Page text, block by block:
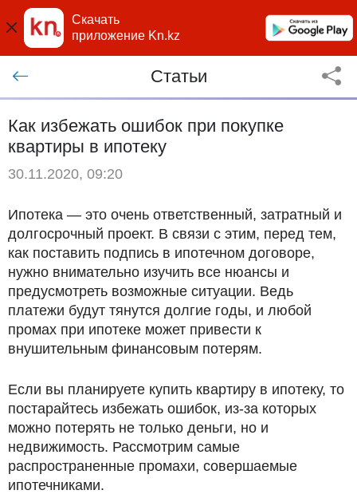
Скачать
приложение Kn.kz
Статьи
Как избежать ошибок при покупке
квартиры в ипотеку
30.11.2020, 09:20
Ипотека — это очень ответственный, затратный и
долгосрочный проект. В связи с этим, перед тем,
как поставить подпись в ипотечном договоре,
нужно внимательно изучить все нюансы и
предусмотреть возможные ситуации. Ведь
платежи будут тянутся долгие годы, и любой
промах при ипотеке может привести к
внушительным финансовым потерям.
Если вы планируете купить квартиру в ипотеку, то
постарайтесь избежать ошибок, из-за которых
можно потерять не только деньги, но и
недвижимость. Рассмотрим самые
распространенные промахи, совершаемые
ипотечниками.